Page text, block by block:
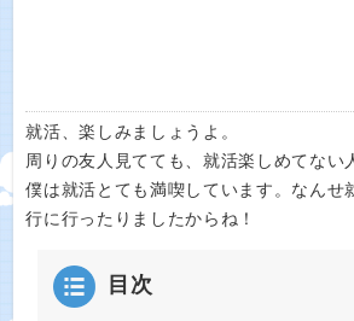
就活、楽しみましょうよ。
周りの友人見てても、就活楽しめてない
僕は就活とても満喫しています。なんせ
行に行ったりましたからね！
目次